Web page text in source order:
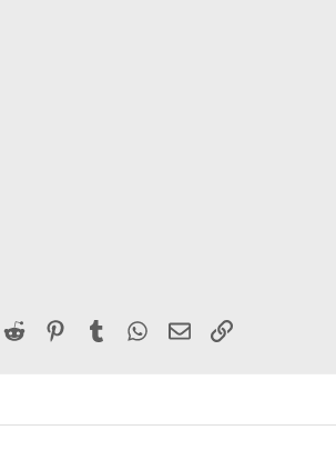
Reddit PinterestTumblr WhatsApp
EmailLink